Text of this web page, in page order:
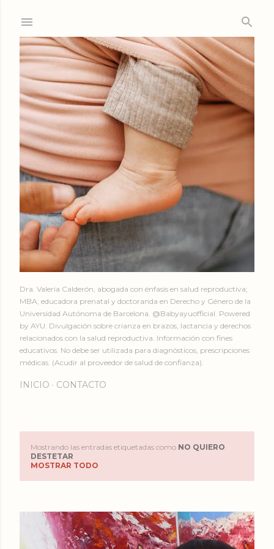
Dra. Valeria Calderón, abogada con énfasis en salud reproductiva;
MBA; educadora prenatal y doctoranda en Derecho y Género de la
Universidad Autónoma de Barcelona. @Babyayuofficial. Powered
by AYU. Divulgación sobre crianza en brazos, lactancia y derechos
relacionados con la salud reproductiva. Información con fines
educativos. No debe ser utilizada para diagnósticos, prescripciones
médicas. (Acudir al proveedor de salud de confianza).
INICIO CONTACTO
n
t
Mostrando las entradas etiquetadas como NO QUIERO
DESTETAR
MOSTRAR TODO